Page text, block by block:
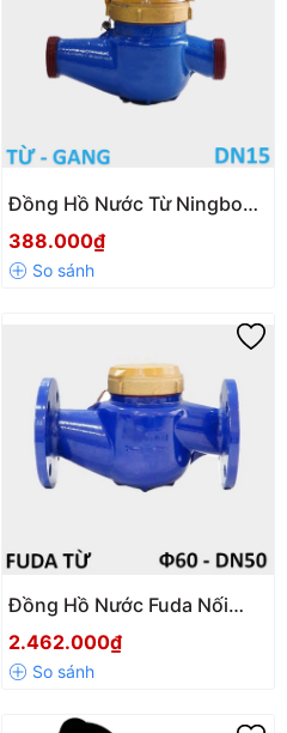
Đồng Hồ Nước Từ Ningbo
DN15 Thân Gang, Nối Ren –
Chính Hãng, Giá Tốt
388.000₫
Đồng Hồ Nước Fuda Nối
Bích Loại Từ Cấp B (DN50 –
DN200)
2.462.000₫